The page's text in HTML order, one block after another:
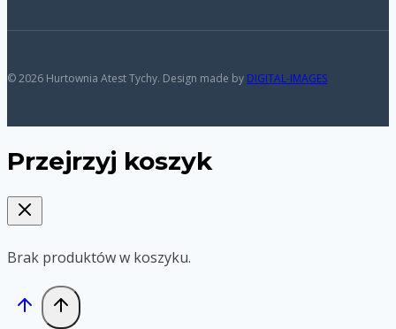
© 2026 Hurtownia Atest Tychy. Design made by DIGITAL-IMAGES
Przejrzyj koszyk
Brak produktów w koszyku.